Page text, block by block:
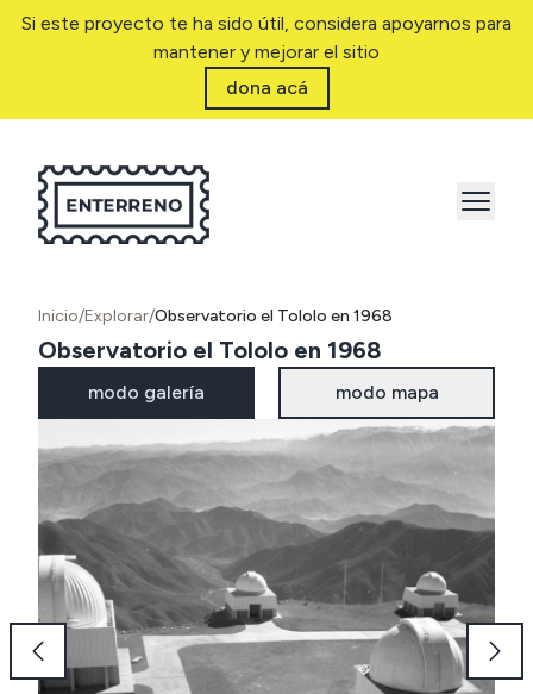
Si este proyecto te ha sido útil, considera apoyarnos para
mantener y mejorar el sitio
dona acá
Inicio/Explorar/Observatorio el Tololo en 1968
Observatorio el Tololo en 1968
modo galería modo mapa